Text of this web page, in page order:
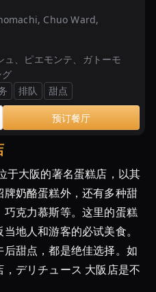
Chuo Ward,
ュ、ピエモンテ、ガトーモ
排队 甜点
预订餐厅
于大阪的著名蛋糕店，以其
奶酪蛋糕外，还有多种甜
克力慕斯等。这里的蛋糕
地人和游客的必试美食。
甜点，都是绝佳选择。如
デリチュース 大阪店是不